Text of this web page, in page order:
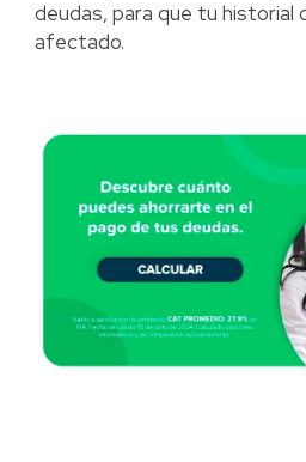
deudas, para que tu historial
afectado.